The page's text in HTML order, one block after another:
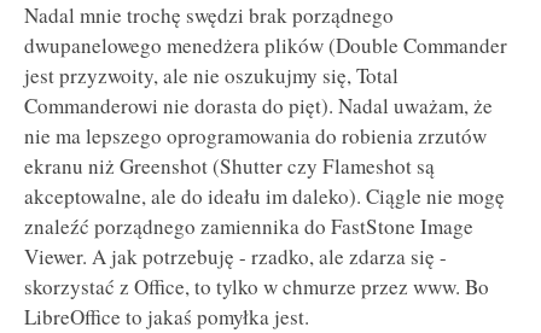
Nadal mnie trochę swędzi brak porządnego
dwupanelowego menedżera plików (Double Commander
jest przyzwoity, ale nie oszukujmy się, Total
Commanderowi nie dorasta do pięt). Nadal uważam, że
nie ma lepszego oprogramowania do robienia zrzutów
ekranu niż Greenshot (Shutter czy Flameshot są
akceptowalne, ale do ideału im daleko). Ciągle nie mogę
znaleźć porządnego zamiennika do FastStone Image
Viewer. A jak potrzebuję - rzadko, ale zdarza się -
skorzystać z Office, to tylko w chmurze przez www. Bo
LibreOffice to jakaś pomyłka jest.